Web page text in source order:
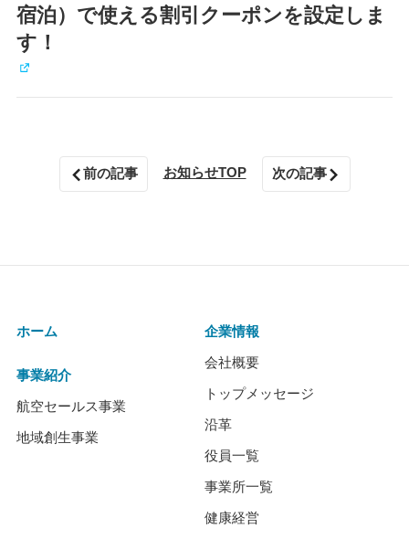
宿泊）で使える割引クーポンを設定しま
す！
前の記事 お知らせTOP 次の記事
ホーム
事業紹介
航空セールス事業
地域創生事業
企業情報
会社概要
トップメッセージ
沿革
役員一覧
事業所一覧
健康経営